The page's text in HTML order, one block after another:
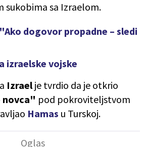
sukobima sa Izraelom.
dogovor propadne – sledi
izraelske vojske
Izraelje tvrdio da je otkrio
novca" pod pokroviteljstvom
Hamas u Turskoj.